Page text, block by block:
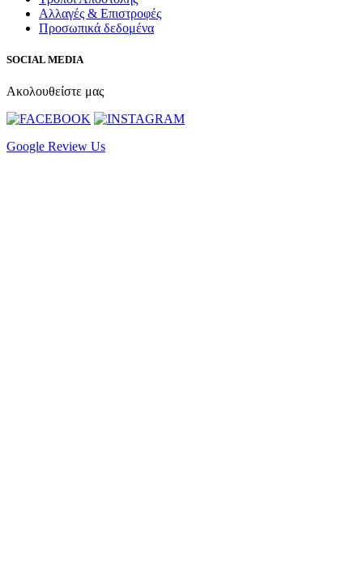
Αλλαγές & Επιστροφές
Προσωπικά δεδομένα
SOCIAL MEDIA
Ακολουθείστε μας
Google Review Us